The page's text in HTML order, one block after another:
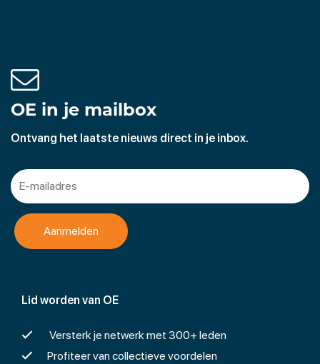
Lid worden van OE
Versterk je netwerk met 300+ leden
Profiteer van collectieve voordelen
OE in je mailbox
Ontvang het laatste nieuws direct in je inbox.